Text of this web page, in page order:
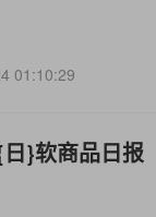
01:10:29
}软商品日报